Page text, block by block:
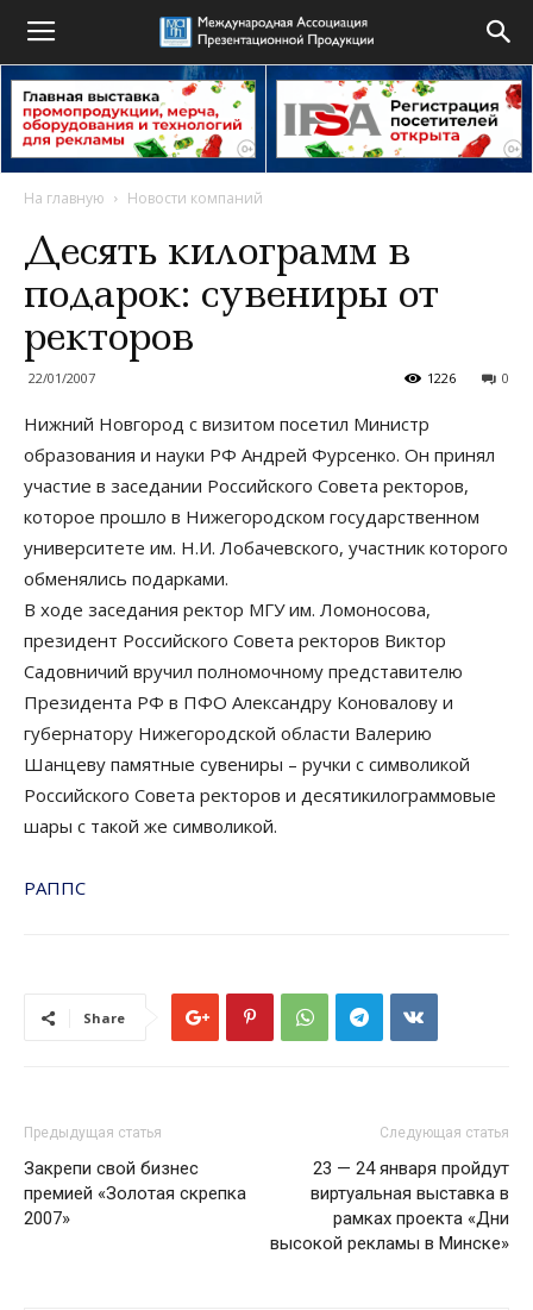
На главную Новости компаний
Десять килограмм в
подарок: сувениры от
ректоров
22/01/2007 0
1226
Нижний Новгород с визитом посетил Министр
образования и науки РФ Андрей Фурсенко. Он принял
участие в заседании Российского Совета ректоров,
которое прошло в Нижегородском государственном
университете им. Н.И. Лобачевского, участник которого
обменялись подарками.
В ходе заседания ректор МГУ им. Ломоносова,
президент Российского Совета ректоров Виктор
Садовничий вручил полномочному представителю
Президента РФ в ПФО Александру Коновалову и
губернатору Нижегородской области Валерию
Шанцеву памятные сувениры – ручки с символикой
Российского Совета ректоров и десятикилограммовые
шары с такой же символикой.
РАППС
Share
Предыдущая статья
Закрепи свой бизнес
премией «Золотая скрепка
2007»
Следующая статья
23 — 24 января пройдут
виртуальная выставка в
рамках проекта «Дни
высокой рекламы в Минске»